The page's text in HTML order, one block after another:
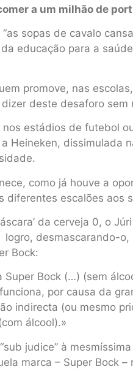
a um milhão de
sopas de cavalo
educação para a
promove, nas
deste desaforo sem
estádios de futebol
Heineken, dissimulada
como já houve a
diferentes escalões aos
da cerveja 0, o
desmascarando-
Bock:
Super Bock (…) (sem
por causa da
indirecta (ou mesmo
álcool).»
judice” à
marca – Super Bock